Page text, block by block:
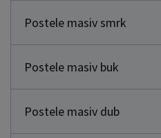
Postele masiv smrk
Postele masiv buk
Postele masiv dub